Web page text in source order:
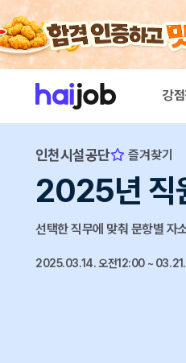
강점
인천시설공단 즐겨찾기
2025년 직
선택한 직무에 맞춰 문항별 자
2025.03.14. 오전12:00 ~